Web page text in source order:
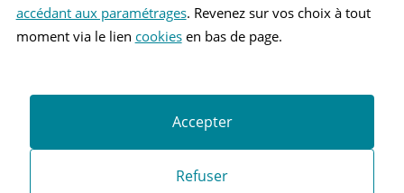
assurance automobile ?
Obtenez vos devis MAAF
accédant aux paramétrages. Revenez sur vos choix à tout
moment via le lien cookiesen bas de page.
Refuser
Accepter